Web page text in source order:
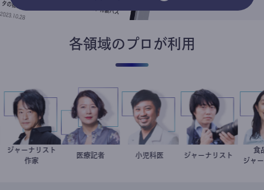
各領域のプロが利用
鈴木エイト
ジャーナリスト
作家
岩永直子
医療記者 今西洋介
小児科医 志葉玲
ジャーナリスト
ジ